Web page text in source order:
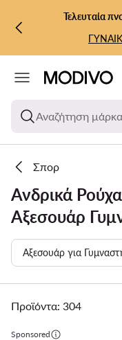
ΜΕΤΆΒΑΣΗ ΣΤΟ
ΜΕΤΆΒΑΣΗ ΣΤΗΝ
Τελευταία
Αναζήτηση
Σπορ
Ανδρικά
Αξεσουάρ
Αξεσουάρ για
Προϊόντα: 304
Sponsored